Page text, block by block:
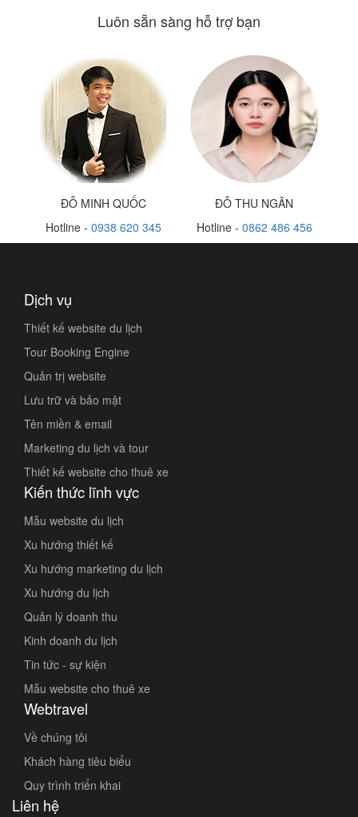
Luôn sẵn sàng hỗ trợ bạn
ĐỖ MINH QUỐC
Hotline - 0938 620 345
ĐỖ THU NGÂN
Hotline - 0862 486 456
Dịch vụ
Thiết kế website du lịch
Tour Booking Engine
Quản trị website
Lưu trữ và bảo mật
Tên miền & email
Marketing du lịch và tour
Thiết kế website cho thuê xe
Kiến thức lĩnh vực
Mẫu website du lịch
Xu hướng thiết kế
Xu hướng marketing du lịch
Xu hướng du lịch
Quản lý doanh thu
Kinh doanh du lịch
Tin tức - sự kiện
Mẫu website cho thuê xe
Webtravel
Về chúng tôi
Khách hàng tiêu biểu
Quy trình triển khai
Liên hệ